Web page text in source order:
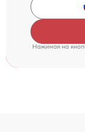
Нажимая на